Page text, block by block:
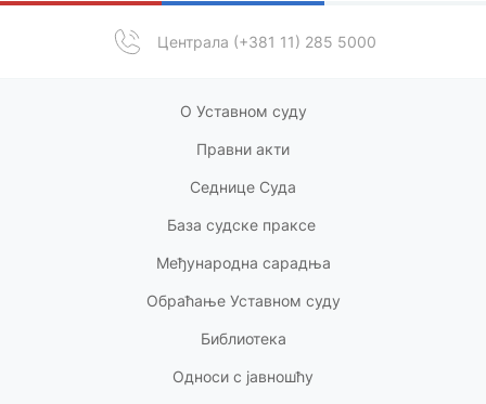
Централа (+381 11) 285 5000
О Уставном суду
Правни акти
Седнице Суда
База судске праксе
Међународна сарадња
Обраћање Уставном суду
Библиотека
Односи с јавношћу